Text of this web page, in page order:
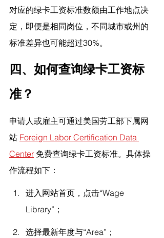
对应的绿卡工资标准数额由工作地点决
定，即便是相同岗位，不同城市或州的
标准差异也可能超过30%。
四、如何查询绿卡工资标
准？
申请人或雇主可通过美国劳工部下属网
站 Foreign Labor Certification Data
Center 免费查询绿卡工资标准。具体操
作流程如下：
进入网站首页，点击“Wage
Library”；
选择最新年度与“Area”；